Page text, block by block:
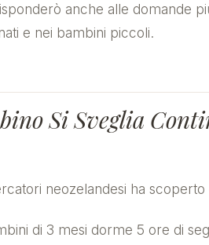
anche alle domande
e nei bambini piccoli.
Si Sveglia
neozelandesi ha scoperto
di 3 mesi dorme 5 ore di